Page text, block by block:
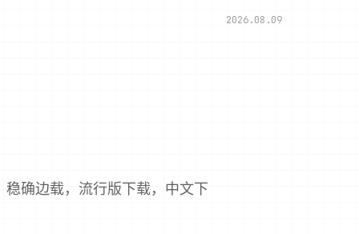
2026.08.09
确边载，流行版下载，中文下